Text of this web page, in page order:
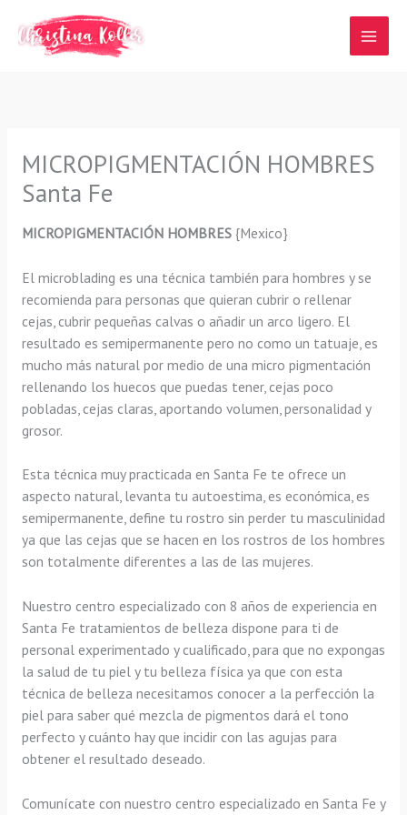
contenido
MICROPIGMENTACIÓN HOMBRES
Santa Fe
MICROPIGMENTACIÓN HOMBRES {Mexico}
El microblading es una técnica también para hombres y se
recomienda para personas que quieran cubrir o rellenar
cejas, cubrir pequeñas calvas o añadir un arco ligero. El
resultado es semipermanente pero no como un tatuaje, es
mucho más natural por medio de una micro pigmentación
rellenando los huecos que puedas tener, cejas poco
pobladas, cejas claras, aportando volumen, personalidad y
grosor.
Esta técnica muy practicada en Santa Fe te ofrece un
aspecto natural, levanta tu autoestima, es económica, es
semipermanente, define tu rostro sin perder tu masculinidad
ya que las cejas que se hacen en los rostros de los hombres
son totalmente diferentes a las de las mujeres.
Nuestro centro especializado con 8 años de experiencia en
Santa Fe tratamientos de belleza dispone para ti de
personal experimentado y cualificado, para que no expongas
la salud de tu piel y tu belleza física ya que con esta
técnica de belleza necesitamos conocer a la perfección la
piel para saber qué mezcla de pigmentos dará el tono
perfecto y cuánto hay que incidir con las agujas para
obtener el resultado deseado.
Comunícate con nuestro centro especializado en Santa Fe y